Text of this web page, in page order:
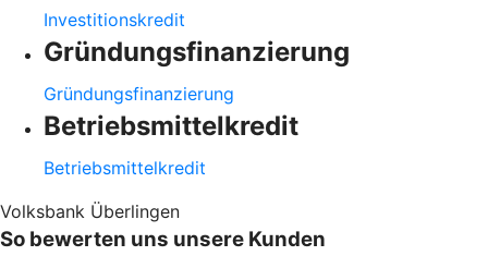
Investitionskredit
Gründungsfinanzierung
Gründungsfinanzierung
Betriebsmittelkredit
Betriebsmittelkredit
Volksbank Überlingen
So bewerten uns unsere Kunden